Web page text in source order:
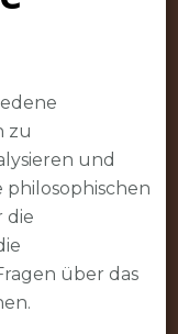
zu
und
philosophischen
die
über das